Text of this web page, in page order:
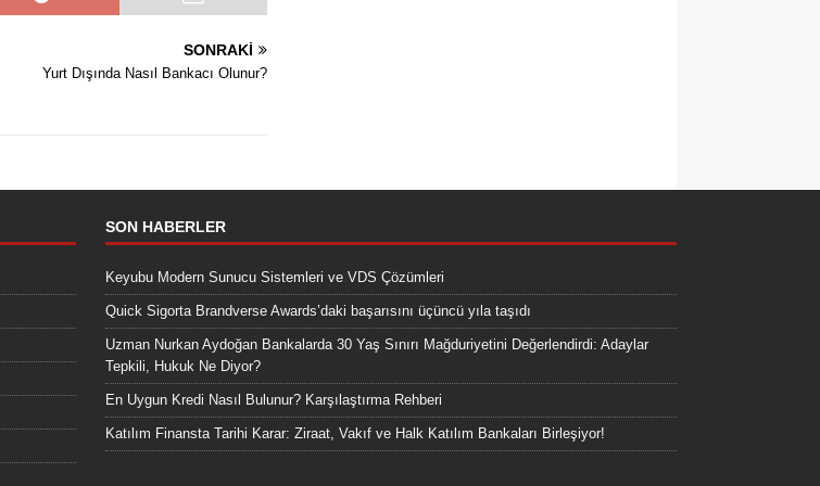
SONRAKI
Yurt Dışında Nasıl Bankacı Olunur?
SON HABERLER
Keyubu Modern Sunucu Sistemleri ve VDS Çözümleri
Quick Sigorta Brandverse Awards’daki başarısını üçüncü yıla taşıdı
Uzman Nurkan Aydoğan Bankalarda 30 Yaş Sınırı Mağduriyetini Değerlendirdi: Adaylar
Tepkili, Hukuk Ne Diyor?
En Uygun Kredi Nasıl Bulunur? Karşılaştırma Rehberi
Katılım Finansta Tarihi Karar: Ziraat, Vakıf ve Halk Katılım Bankaları Birleşiyor!